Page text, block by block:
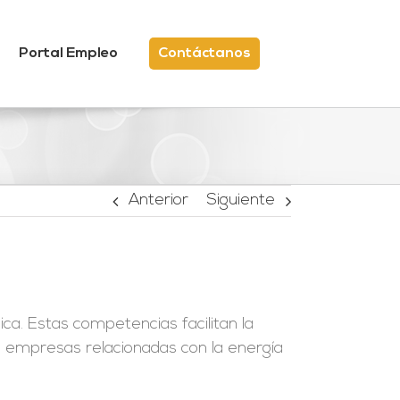
Portal Empleo Contáctanos
Anterior Siguiente
Estas competencias facilitan la
relacionadas con la energía